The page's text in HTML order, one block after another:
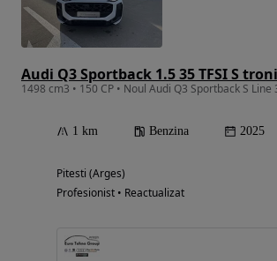
1 km Benzina 2025
Pitesti (Arges)
Profesionist • Reactualizat